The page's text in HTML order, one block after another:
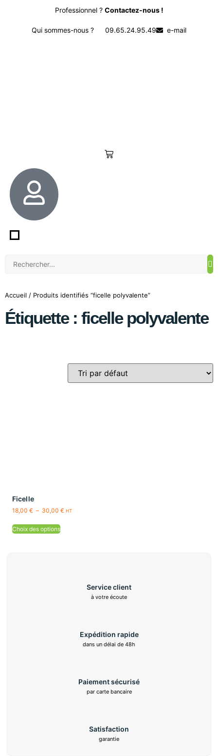
Professionnel ? Contactez-nous !
Qui sommes-nous ? 09.65.24.95.49 e-mail
Accueil / Produits identifiés “ficelle polyvalente”
Étiquette : ficelle polyvalente
Service client
à votre écoute
Expédition rapide
dans un délai de 48h
Paiement sécurisé
par carte bancaire
Satisfaction
garantie
Ficelle
18,00 € – 30,00 € HT
Choix des options